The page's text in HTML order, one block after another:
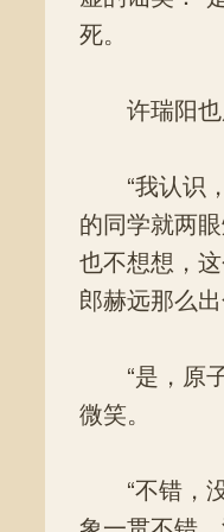
死。
许瑞阳也
“我认识，
的同学就两
也不想想，
郎赫远那么
“是，原子
微笑。
“不错，没